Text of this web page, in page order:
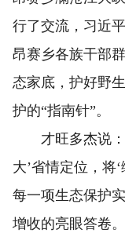
行了交流，习近
昂赛乡各族干部
态家底，护好野
护的“指南针”。
才旺多杰说：“
大’省情定位，将
每一项生态保护
增收的亮眼答卷